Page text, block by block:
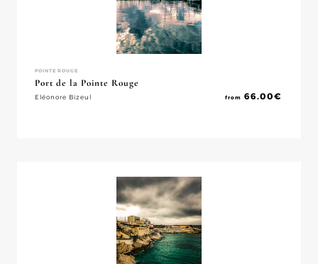
POINTE ROUGE
Port de la Pointe Rouge
Eléonore Bizeul from 66.00€